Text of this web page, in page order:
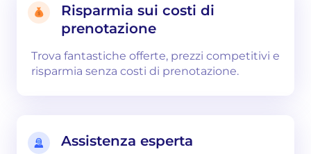
Risparmia sui costi di
prenotazione
Trova fantastiche offerte, prezzi competitivi e
risparmia senza costi di prenotazione.
Assistenza esperta